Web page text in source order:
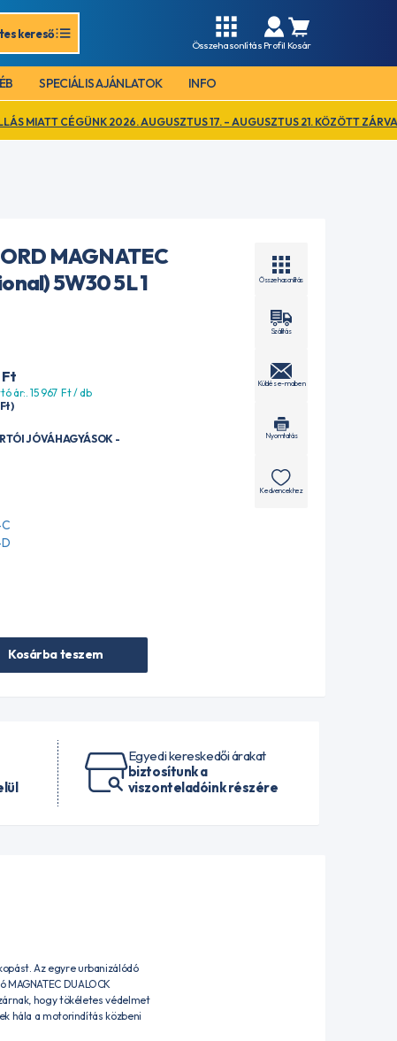
kereső
Összehasonlítás Profil Kosár
SPECIÁLIS AJÁNLATOK INFO
2026. AUGUSZTUS 17. – AUGUSZTUS 21. KÖZÖTT ZÁRVA TART. EZ IDŐ
MAGNATEC
5W30 5L 1
Ft
ár:. 15 967 Ft/ db
Ft)
JÓVÁHAGYÁSOK -
Kosárba teszem
Összehasonlítás
Szállítás
Küldés e-mailben
Nyomtatás
Kedvencekhez
Egyedi kereskedői árakat
biztosítunk a
viszonteladóink részére
Az egyre urbanizálódó
DUALOCK
hogy tökéletes védelmet
hála a motorindítás közbeni